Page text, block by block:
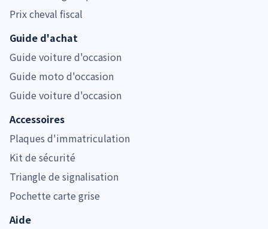
Prix cheval fiscal
Guide d'achat
Guide voiture d'occasion
Guide moto d'occasion
Guide voiture d'occasion
Accessoires
Plaques d'immatriculation
Kit de sécurité
Triangle de signalisation
Pochette carte grise
Aide